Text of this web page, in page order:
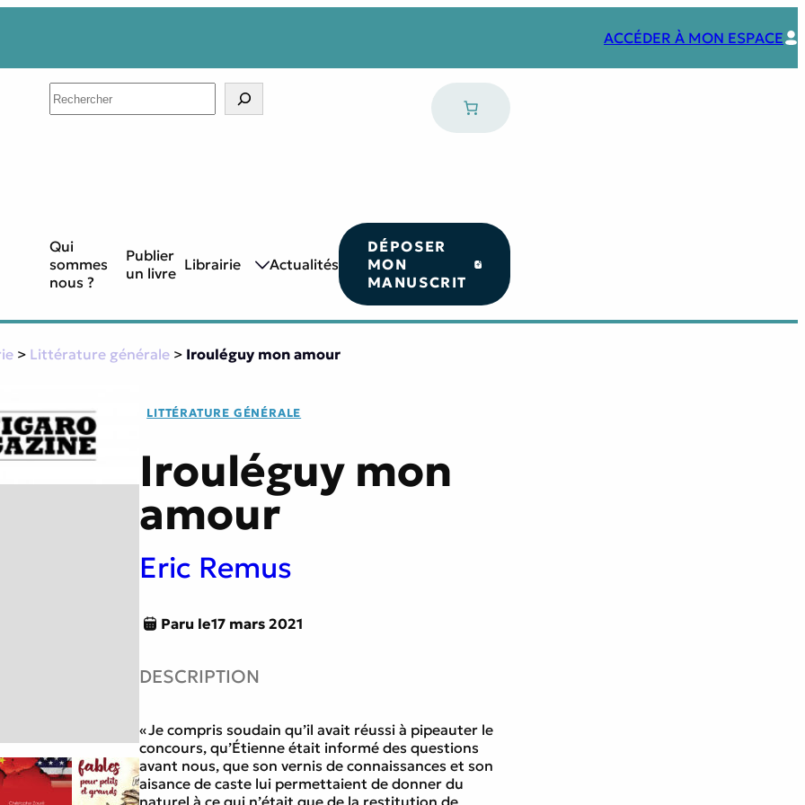
ACCÉDER À MON ESPACE
Search
Qui
sommes
nous ?
Publier
un livre Librairie
Littérature générale
Traversée du miroir
Actualités
DÉPOSER
MON
MANUSCRIT
> Littérature générale > Irouléguy mon amour
LITTÉRATURE GÉNÉRALE
Irouléguy mon
amour
Eric Remus
Paru le17 mars 2021
DESCRIPTION
« Je compris soudain qu’il avait réussi à pipeauter le
concours, qu’Étienne était informé des questions
avant nous, que son vernis de connaissances et son
aisance de caste lui permettaient de donner du
naturel à ce qui n’était que de la restitution de